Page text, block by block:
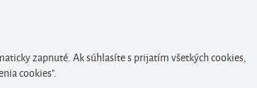
zapnuté. Ak súhlasíte s prijatím všetkých cookies,
cookies".